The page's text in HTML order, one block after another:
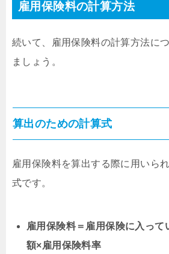
雇用保険料の計算方法
続いて、雇用保険料の計算方法に
ましょう。
算出のための計算式
雇用保険料を算出する際に用いら
式です。
雇用保険料＝雇用保険に入って
額×雇用保険料率